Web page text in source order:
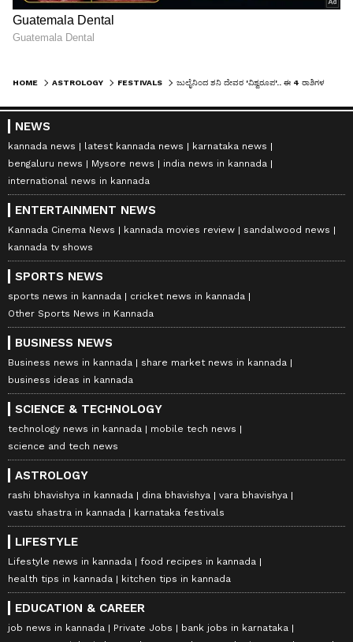
HOME ASTROLOGY FESTIVALS
NEWS
kannada news latest kannada news
karnataka news
bengaluru news
Mysore news
india news in kannada
international news in kannada
ENTERTAINMENT NEWS
Kannada Cinema News kannada movies review
sandalwood news
kannada tv shows
SPORTS NEWS
sports news in kannada
cricket news in kannada
Other Sports News in Kannada
BUSINESS NEWS
Business news in kannada
share market news in kannada
business ideas in kannada
SCIENCE & TECHNOLOGY
technology news in kannada
mobile tech news
science and tech news
ASTROLOGY
rashi bhavishya in kannada dina bhavishya
vara bhavishya
vastu shastra in kannada
karnataka festivals
LIFESTYLE
Lifestyle news in kannada
food recipes in kannada
health tips in kannada
kitchen tips in kannada
EDUCATION & CAREER
job news in kannada Private Jobs
bank jobs in karnataka